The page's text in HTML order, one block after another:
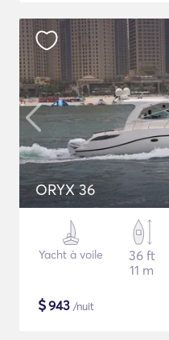
ORYX 36
Yacht à voile
36 ft
11 m
$943 /nuit